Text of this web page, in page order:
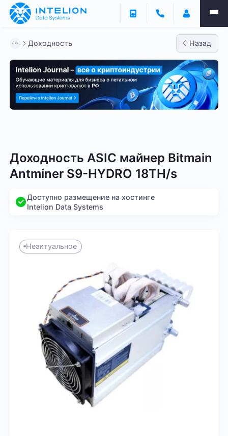
Доходность Назад
Доходность ASIC майнер Bitmain
Antminer S9-HYDRO 18TH/s
Доступно размещение на хостинге
Intelion Data Systems
Неактуальное